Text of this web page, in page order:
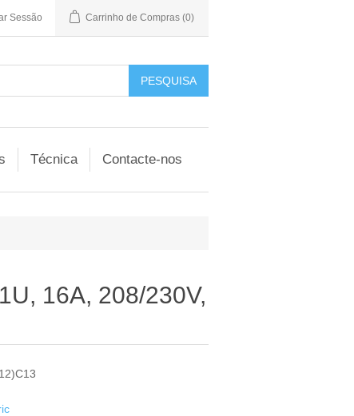
Sessão Carrinho de Compras (0)
Técnica Contacte-nos
16A, 208/230V,